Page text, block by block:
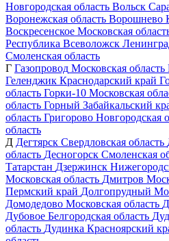
Новгородская область Вольск
Воронежская область Ворошнево
Воскресенское Московская
Республика Всеволожск
Смоленская область
Г Газопровод Московская область
Геленджик Краснодарский край
область Горки-10 Московская
область Горный Забайкальский
область Григорово Новгородская
область
Д Дегтярск Свердловская область
область Десногорск Смоленская
Татарстан Дзержинск
Московская область Дмитров
Пермский край Долгопрудный
Домодедово Московская область
Дубовое Белгородская область
область Дудинка Красноярский